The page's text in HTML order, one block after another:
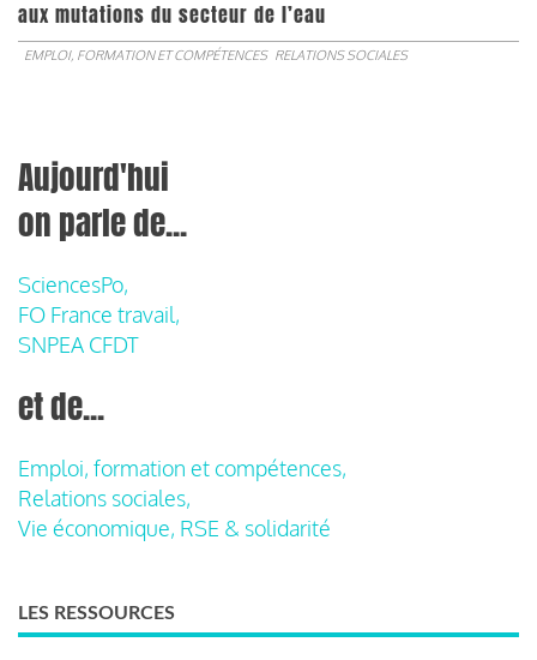
aux mutations du secteur de l’eau
EMPLOI, FORMATION ET COMPÉTENCES RELATIONS SOCIALES
Aujourd'hui
on parle de...
SciencesPo,
FO France travail,
SNPEA CFDT
et de...
Emploi, formation et compétences,
Relations sociales,
Vie économique, RSE & solidarité
LES RESSOURCES